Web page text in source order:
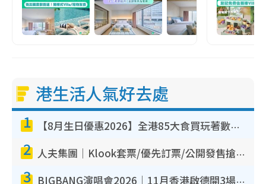
港生活人氣好去處
1 【8月生日優惠2026】全港85大食買玩著數攻略 自助餐/火鍋放題同行免費＋誠品/DONKI送現金券
2 人夫集團｜Klook套票/優先訂票/公開發售搶飛攻略！附票價.購票連結.場地座位表
3